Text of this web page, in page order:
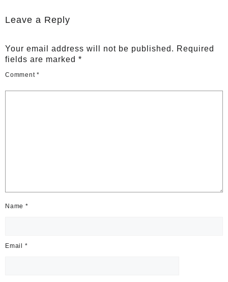
Leave a Reply
Your email address will not be published. Required
fields are marked *
Comment*
Name *
Email *